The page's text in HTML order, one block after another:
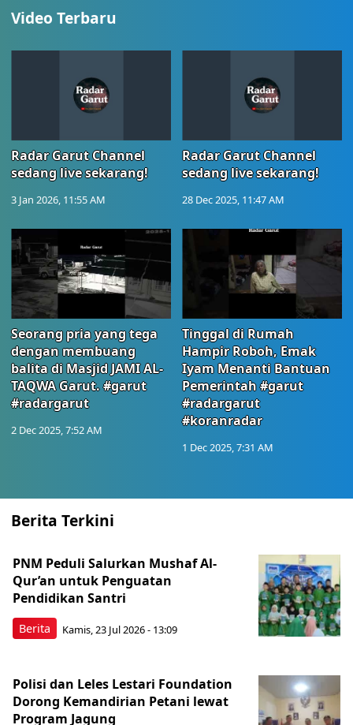
Video Terbaru
Radar Garut Channel
sedang live sekarang!
3 Jan 2026, 11:55 AM
Radar Garut Channel
sedang live sekarang!
28 Dec 2025, 11:47 AM
Seorang pria yang tega
dengan membuang
balita di Masjid JAMI AL-
TAQWA Garut. #garut
#radargarut
2 Dec 2025, 7:52 AM
Tinggal di Rumah
Hampir Roboh, Emak
Iyam Menanti Bantuan
Pemerintah #garut
#radargarut
#koranradar
1 Dec 2025, 7:31 AM
Berita Terkini
Berita
PNM Peduli Salurkan Mushaf Al-
Qur’an untuk Penguatan
Pendidikan Santri
Kamis, 23 Jul 2026 - 13:09
Polisi dan Leles Lestari Foundation
Dorong Kemandirian Petani lewat
Program Jagung